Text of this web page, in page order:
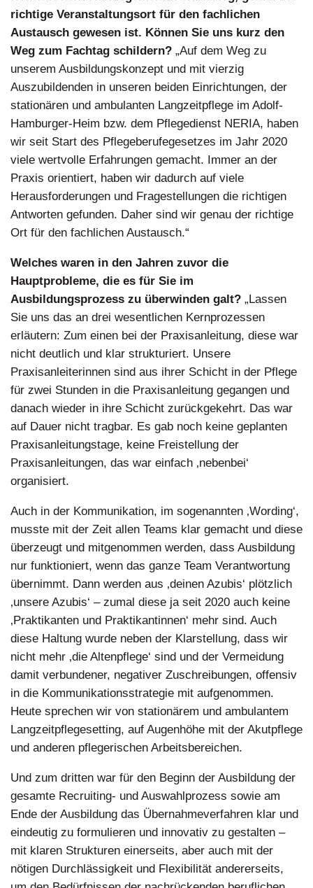
richtige Veranstaltungsort für den fachlichen
Austausch gewesen ist. Können Sie uns kurz den
Weg zum Fachtag schildern? „Auf dem Weg zu
unserem Ausbildungskonzept und mit vierzig
Auszubildenden in unseren beiden Einrichtungen, der
stationären und ambulanten Langzeitpflege im Adolf-
Hamburger-Heim bzw. dem Pflegedienst NERIA, haben
wir seit Start des Pflegeberufegesetzes im Jahr 2020
viele wertvolle Erfahrungen gemacht. Immer an der
Praxis orientiert, haben wir dadurch auf viele
Herausforderungen und Fragestellungen die richtigen
Antworten gefunden. Daher sind wir genau der richtige
Ort für den fachlichen Austausch.“
Welches waren in den Jahren zuvor die
Hauptprobleme, die es für Sie im
Ausbildungsprozess zu überwinden galt? „Lassen
Sie uns das an drei wesentlichen Kernprozessen
erläutern: Zum einen bei der Praxisanleitung, diese war
nicht deutlich und klar strukturiert. Unsere
Praxisanleiterinnen sind aus ihrer Schicht in der Pflege
für zwei Stunden in die Praxisanleitung gegangen und
danach wieder in ihre Schicht zurückgekehrt. Das war
auf Dauer nicht tragbar. Es gab noch keine geplanten
Praxisanleitungstage, keine Freistellung der
Praxisanleitungen, das war einfach ‚nebenbei‘
organisiert.
Auch in der Kommunikation, im sogenannten ‚Wording‘,
musste mit der Zeit allen Teams klar gemacht und diese
überzeugt und mitgenommen werden, dass Ausbildung
nur funktioniert, wenn das ganze Team Verantwortung
übernimmt. Dann werden aus ‚deinen Azubis‘ plötzlich
‚unsere Azubis‘ – zumal diese ja seit 2020 auch keine
‚Praktikanten und Praktikantinnen‘ mehr sind. Auch
diese Haltung wurde neben der Klarstellung, dass wir
nicht mehr ‚die Altenpflege‘ sind und der Vermeidung
damit verbundener, negativer Zuschreibungen, offensiv
in die Kommunikationsstrategie mit aufgenommen.
Heute sprechen wir von stationärem und ambulantem
Langzeitpflegesetting, auf Augenhöhe mit der Akutpflege
und anderen pflegerischen Arbeitsbereichen.
Und zum dritten war für den Beginn der Ausbildung der
gesamte Recruiting- und Auswahlprozess sowie am
Ende der Ausbildung das Übernahmeverfahren klar und
eindeutig zu formulieren und innovativ zu gestalten –
mit klaren Strukturen einerseits, aber auch mit der
nötigen Durchlässigkeit und Flexibilität andererseits,